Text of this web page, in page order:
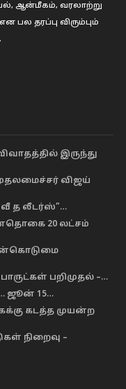
ஆன்மீகம், வரலாற்று
பல தரப்பு விரும்பும்
இருந்து
விஜய்
த லீடர்ஸ்”…
20 லட்சம்
வன்கொடுமை
பறிமுதல் –…
… ஜூன் 15…
கடத்த முயன்ற
நிறைவு –